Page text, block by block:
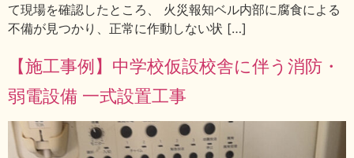
て現場を確認したところ、 火災報知ベル内部に腐食による
不備が見つかり、正常に作動しない状 […]
【施工事例】中学校仮設校舎に伴う消防・
弱電設備 一式設置工事